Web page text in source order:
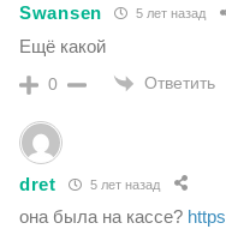
Swansen 5 лет назад
Ещё какой
0 Ответить
dret 5 лет назад
она была на кассе?